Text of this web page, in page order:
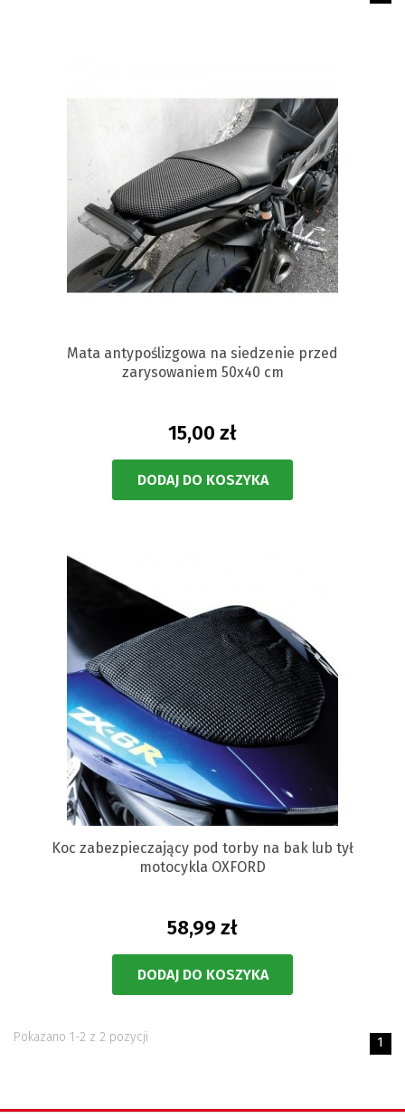
Mata antypoślizgowa na siedzenie przed
zarysowaniem 50x40 cm
15,00 zł
DODAJ DO KOSZYKA
Koc zabezpieczający pod torby na bak lub tył
motocykla OXFORD
58,99 zł
DODAJ DO KOSZYKA
Pokazano 1-2 z 2 pozycji 1